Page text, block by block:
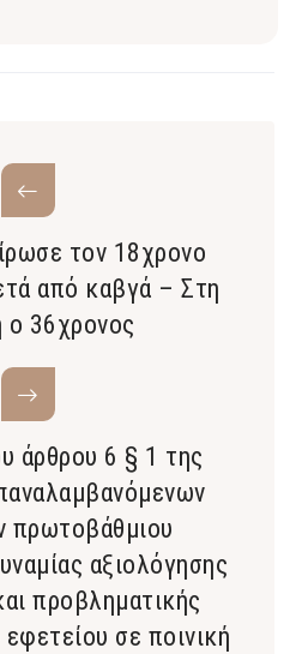
τον 18χρονο
από καβγά – Στη
ο 36χρονος
άρθρου 6 § 1 της
πρωτοβάθμιου
αξιολόγησης
προβληματικής
σε ποινική